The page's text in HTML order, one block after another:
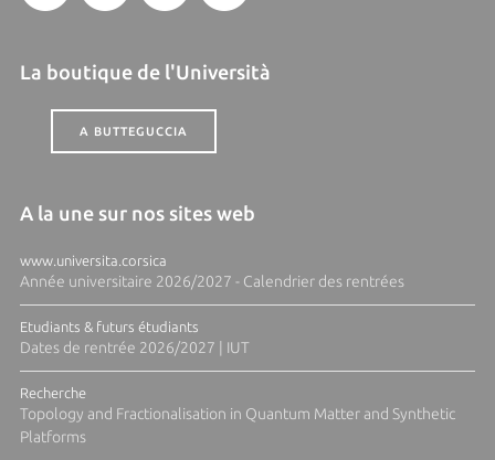
La boutique de l'Università
A BUTTEGUCCIA
A la une sur nos sites web
www.universita.corsica
Année universitaire 2026/2027 - Calendrier des rentrées
Etudiants & futurs étudiants
Dates de rentrée 2026/2027 | IUT
Recherche
Topology and Fractionalisation in Quantum Matter and Synthetic
Platforms